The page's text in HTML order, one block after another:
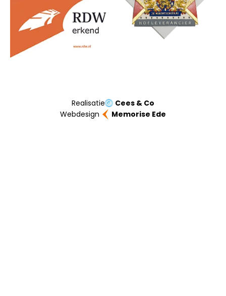
Realisatie
Cees & Co
Webdesign
Memorise Ede